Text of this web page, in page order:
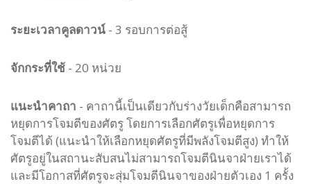
ระยะเวลาคูลดาวน์ - 3 รอบการต่อสู้
จักกระที่ใช้ - 20 หน่วย
แนะนำคาถา - คาถานี้เป็นเดียวกับร่างวัยเด็กคือสามารถ
หยุดการโจมตีของศัตรู โดยการเลือกศัตรูเพื่อหยุดการ
โจมตีได้ (แนะนำให้เลือกหยุดศัตรูที่มีพลังโจมตีสูง) ทำให้
ศัตรูอยู่ในสถานะสับสนไม่สามารถโจมตีนินจาฝ่ายเราได้
และมีโอกาสที่ศัตรูจะสุ่มโจมตีนินจาของฝ่ายตัวเอง 1 ครั้ง